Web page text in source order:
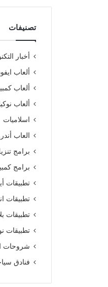
تصنيفات
أخبار
ألعاب
ألعاب
ألعاب
اسلاميات
العاب
برامج
برامج
تطبيقات
تطبيقات
تطبيقات
تطبيقات
شروحات
فنادق